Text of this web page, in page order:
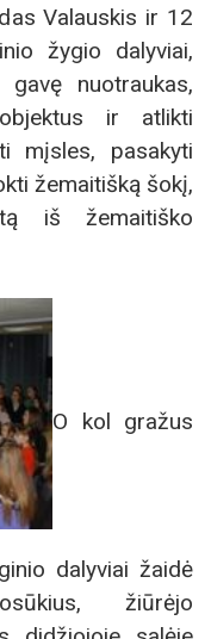
Valauskis ir 12
žygio dalyviai,
nuotraukas,
ir atlikti
mįsles, pasakyti
žemaitišką šokį,
iš žemaitiško
O kol gražus
dalyviai žaidė
žiūrėjo